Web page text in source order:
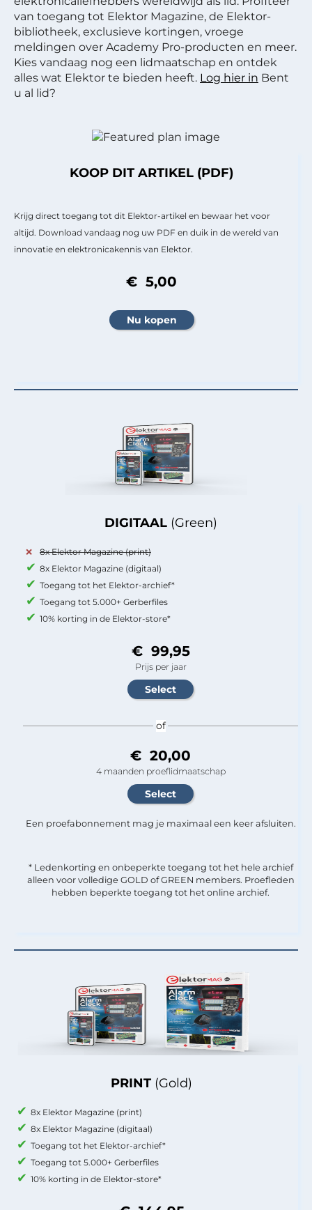
van toegang tot Elektor Magazine, de Elektor-
bibliotheek, exclusieve kortingen, vroege
meldingen over Academy Pro-producten en meer.
Kies vandaag nog een lidmaatschap en ontdek
alles wat Elektor te bieden heeft. Log hier in Bent
u al lid?
PRINT (Gold)
8x Elektor Magazine (print)
8x Elektor Magazine (digitaal)
Toegang tot het Elektor-archief*
Toegang tot 5.000+ Gerberfiles
10% korting in de Elektor-store*
DIGITAAL (Green)
8x Elektor Magazine (print)
8x Elektor Magazine (digitaal)
Toegang tot het Elektor-archief*
Toegang tot 5.000+ Gerberfiles
10% korting in de Elektor-store*
€ 99,95
Prijs per jaar
of
€ 20,00
4 maanden proeflidmaatschap
Een proefabonnement mag je maximaal een keer afsluiten.
* Ledenkorting en onbeperkte toegang tot het hele archief
alleen voor volledige GOLD of GREEN members. Proefleden
hebben beperkte toegang tot het online archief.
KOOP DIT ARTIKEL (PDF)
Krijg direct toegang tot dit Elektor-artikel en bewaar het voor
altijd. Download vandaag nog uw PDF en duik in de wereld van
innovatie en elektronicakennis van Elektor.
€ 5,00